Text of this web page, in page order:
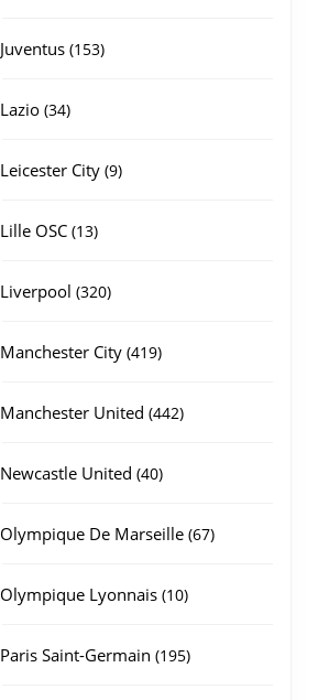
Juventus 153153
Lazio 3434
Leicester City 99
Lille OSC 1313
Liverpool 320320
Manchester City 419419
Manchester United 442442
Newcastle United 4040
Olympique De Marseille 6767
Olympique Lyonnais 1010
Paris Saint-Germain 195195